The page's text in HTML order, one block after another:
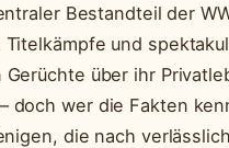
Bestandteil der
und
über ihr
doch wer die Fakten
die nach